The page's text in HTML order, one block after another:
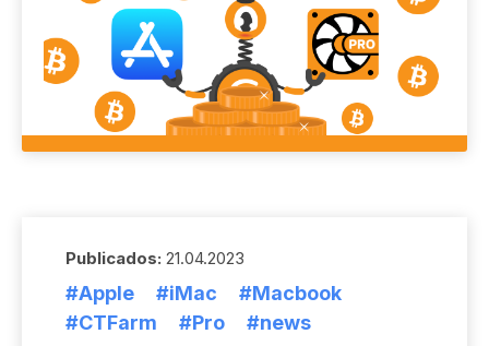
Publicados: 21.04.2023
#Apple #iMac
#Macbook
#CTFarm
#Pro #news